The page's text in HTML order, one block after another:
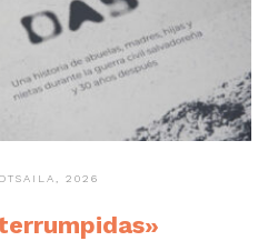
2026